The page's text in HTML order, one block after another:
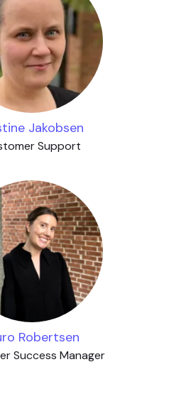
Jakobsen
Support
Robertsen
Success Manager